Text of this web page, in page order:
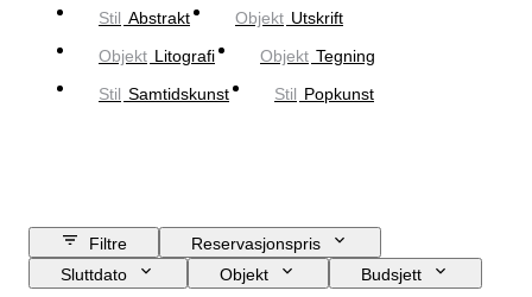
Stil Abstrakt Objekt Utskrift
Objekt Litografi Objekt Tegning
Stil Samtidskunst Stil Popkunst
Filtre
Reservasjonspris
Sluttdato
Objekt
Budsjett